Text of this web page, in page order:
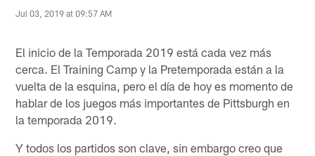
Jul 03, 2019 at 09:57 AM
El inicio de la Temporada 2019 está cada vez más
cerca. El Training Camp y la Pretemporada están a la
vuelta de la esquina, pero el día de hoy es momento de
hablar de los juegos más importantes de Pittsburgh en
la temporada 2019.
Y todos los partidos son clave, sin embargo creo que